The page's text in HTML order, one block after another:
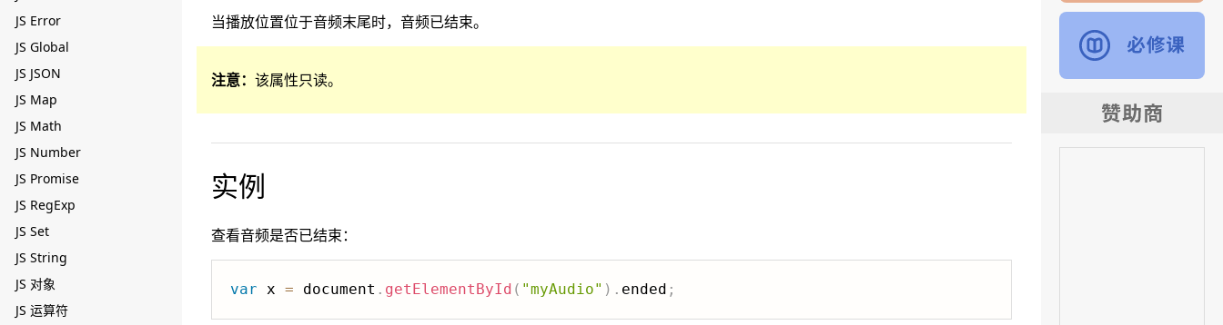
JS Error
JS Global
JS JSON
JS Map
JS Math
JS Number
JS Promise
JS RegExp
JS Set
JS String
JS 对象
JS 运算符
当播放位置位于音频末尾时，音频已结束。
注意： 该属性只读。
实例
查看音频是否已结束：
var x = document . getElementById ( "myAudio" ) . ended ;